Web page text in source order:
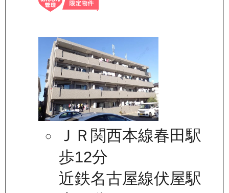
ＪＲ関西本線春田駅
歩12分
近鉄名古屋線伏屋駅